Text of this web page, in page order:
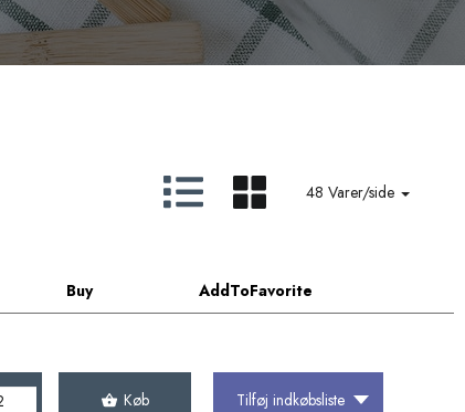
48 Varer/side
Buy AddToFavorite
Køb Tilføj indkøbsliste